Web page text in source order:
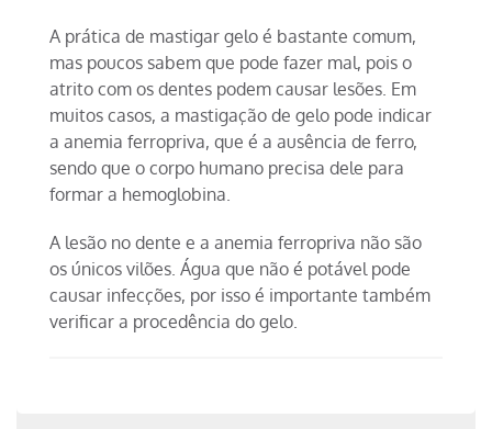
A prática de mastigar gelo é bastante comum,
mas poucos sabem que pode fazer mal, pois o
atrito com os dentes podem causar lesões. Em
muitos casos, a mastigação de gelo pode indicar
a anemia ferropriva, que é a ausência de ferro,
sendo que o corpo humano precisa dele para
formar a hemoglobina.
A lesão no dente e a anemia ferropriva não são
os únicos vilões. Água que não é potável pode
causar infecções, por isso é importante também
verificar a procedência do gelo.